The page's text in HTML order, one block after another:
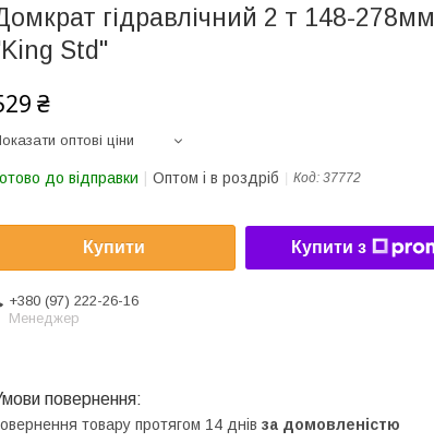
гідравлічний 2 т 148-278мм
Std"
₴
оптові ціни
до відправки Оптом і в роздріб Код: 37772
Купити Купити з
+380 (97) 222-26-16
Менеджер
товару протягом 14 днів за домовленістю